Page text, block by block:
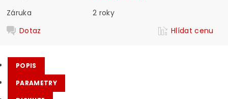
Záruka
2 roky
Dotaz
Hlídat cenu
POPIS
PARAMETRY